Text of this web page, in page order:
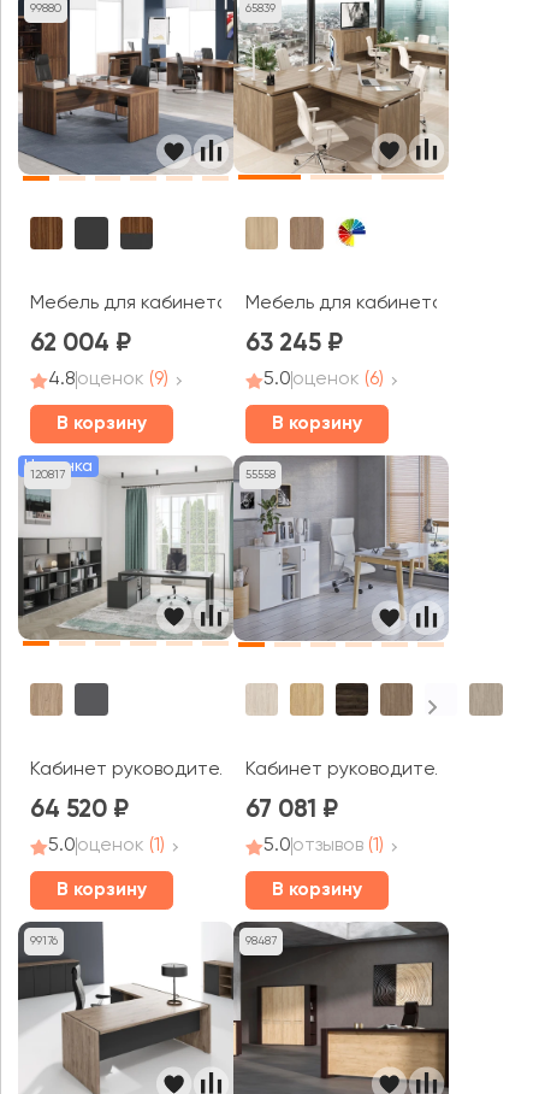
99880
Мебель для кабинета руководителя Зенн / Zenn
62 004
4.8оценок (9)
В корзину
65839
Мебель для кабинета
63 245
5.0оценок (6)
В корзину
120817
Новинка
Кабинет руководителя Аллегро кабинет / Allegro
64 520
5.0оценок (1)
В корзину
55558
Кабинет руководителя Оникс
67 081
5.0отзывов (1)
В корзину
99176 98487